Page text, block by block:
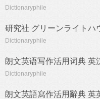
Dictionaryphile
研究社 グリーンライトハ
Dictionaryphile
朗文英语写作活用词典 英
Dictionaryphile
朗文英語寫作活用辭典 英